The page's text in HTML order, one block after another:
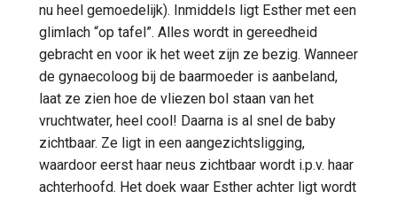
nu heel gemoedelijk). Inmiddels ligt Esther met een
glimlach “op tafel”. Alles wordt in gereedheid
gebracht en voor ik het weet zijn ze bezig. Wanneer
de gynaecoloog bij de baarmoeder is aanbeland,
laat ze zien hoe de vliezen bol staan van het
vruchtwater, heel cool! Daarna is al snel de baby
zichtbaar. Ze ligt in een aangezichtsligging,
waardoor eerst haar neus zichtbaar wordt i.p.v. haar
achterhoofd. Het doek waar Esther achter ligt wordt